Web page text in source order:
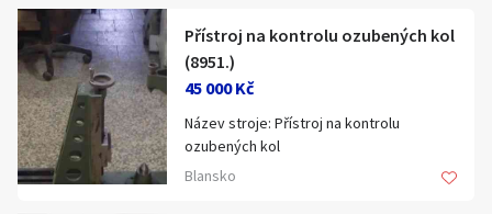
1986
Přístroj na kontrolu ozubených kol
(8951.)
45 000 Kč
Název stroje: Přístroj na kontrolu
ozubených kol
Katalogové číslo: 8951
Blansko